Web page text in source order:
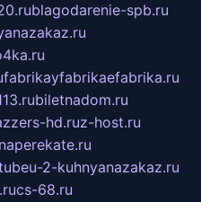
blagodarenie-spb.ru
fabrikayfabrikaefabrika.ru
biletnadom.ru
hd.ruz-host.ru
naperekate.ru
2-kuhnyanazakaz.ru
cs-68.ru